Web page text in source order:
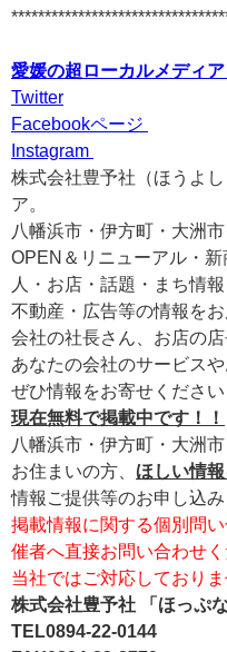
愛媛の超ローカルメディ
Twitter
Facebookページ
Instagram
株式会社豊予社（ほうよ
ア。
八幡浜市・伊方町・大洲
OPEN＆リニューアル・新
人・お店・話題・まち情
不動産・広告等の情報をお
会社の社長さん、お店の店
あなたの会社のサービス
ぜひ情報をお寄せください
現在無料で掲載中です！！
八幡浜市・伊方町・大洲
お住まいの方、 ほしい情
情報ご提供等のお申し込
掲載情報に関する個別問
催者へ直接お問い合わせ
当社ではご対応しており
株式会社豊予社 「ほっぷ
TEL0894-22-0144